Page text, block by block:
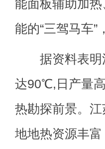
能面板辅助加
能的“三驾马车”
据资料表明
达90℃,日产量
热勘探前景。
地地热资源丰